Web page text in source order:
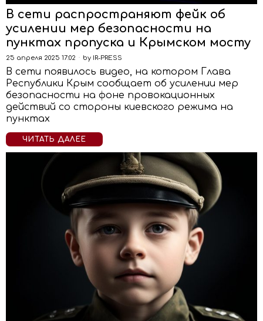
В сети распространяют фейк об
усилении мер безопасности на
пунктах пропуска и Крымском мосту
25 апреля 2025 17:02 by IR-PRESS
В сети появилось видео, на котором Глава
Республики Крым сообщает об усилении мер
безопасности на фоне провокационных
действий со стороны киевского режима на
пунктах
ЧИТАТЬ ДАЛЕЕ